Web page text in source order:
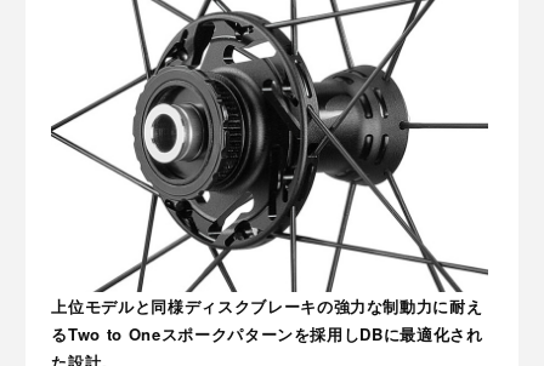
上位モデルと同様ディスクブレーキの強力な制動力に耐え
るTwo to Oneスポークパターンを採用しDBに最適化され